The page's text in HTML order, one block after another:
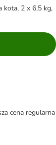
kota, 2 x 6,5 kg,
cena regularna